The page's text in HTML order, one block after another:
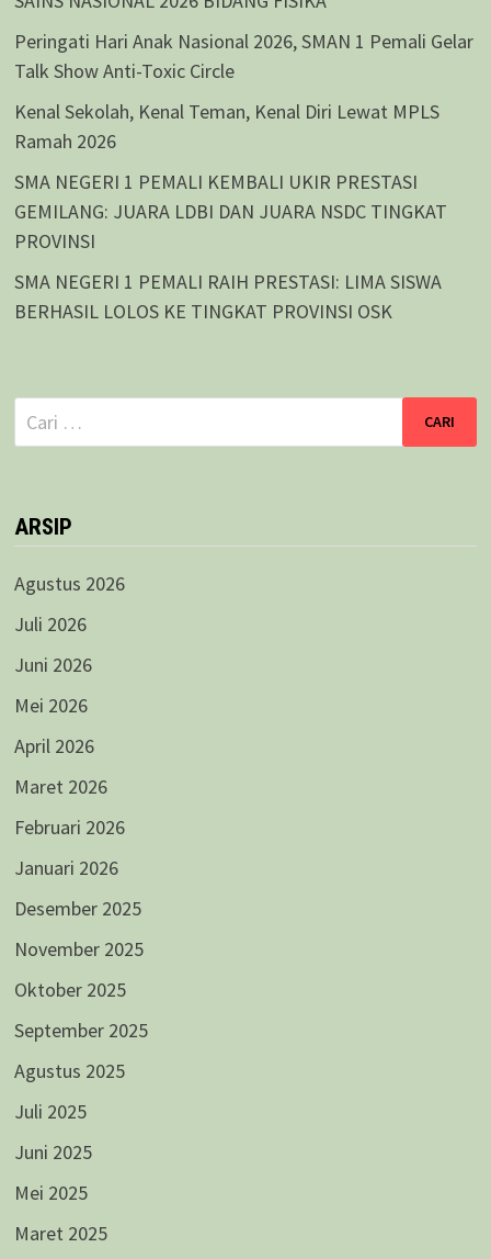
Peringati Hari Anak Nasional 2026, SMAN 1 Pemali Gelar
Talk Show Anti-Toxic Circle
Kenal Sekolah, Kenal Teman, Kenal Diri Lewat MPLS
Ramah 2026
SMA NEGERI 1 PEMALI KEMBALI UKIR PRESTASI
GEMILANG: JUARA LDBI DAN JUARA NSDC TINGKAT
PROVINSI
SMA NEGERI 1 PEMALI RAIH PRESTASI: LIMA SISWA
BERHASIL LOLOS KE TINGKAT PROVINSI OSK
Cari
untuk:
ARSIP
Agustus 2026
Juli 2026
Juni 2026
Mei 2026
April 2026
Maret 2026
Februari 2026
Januari 2026
Desember 2025
November 2025
Oktober 2025
September 2025
Agustus 2025
Juli 2025
Juni 2025
Mei 2025
Maret 2025